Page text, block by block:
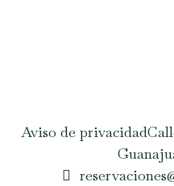
Aviso de privacidad